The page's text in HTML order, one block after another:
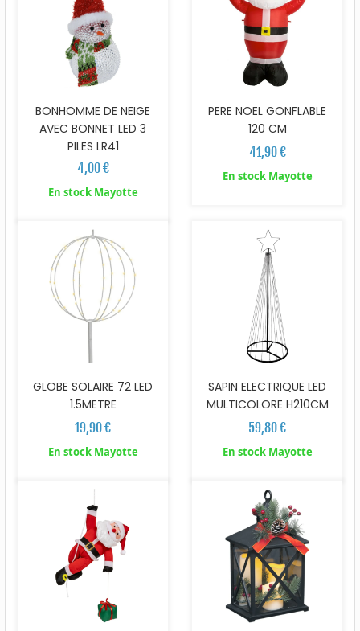
BONHOMME DE NEIGE
AVEC BONNET LED 3
PILES LR41
4,00 €
En stock Mayotte
PERE NOEL GONFLABLE
120 CM
41,90 €
En stock Mayotte
GLOBE SOLAIRE 72 LED
1.5METRE
19,90 €
En stock Mayotte
SAPIN ELECTRIQUE LED
MULTICOLORE H210CM
59,80 €
En stock Mayotte